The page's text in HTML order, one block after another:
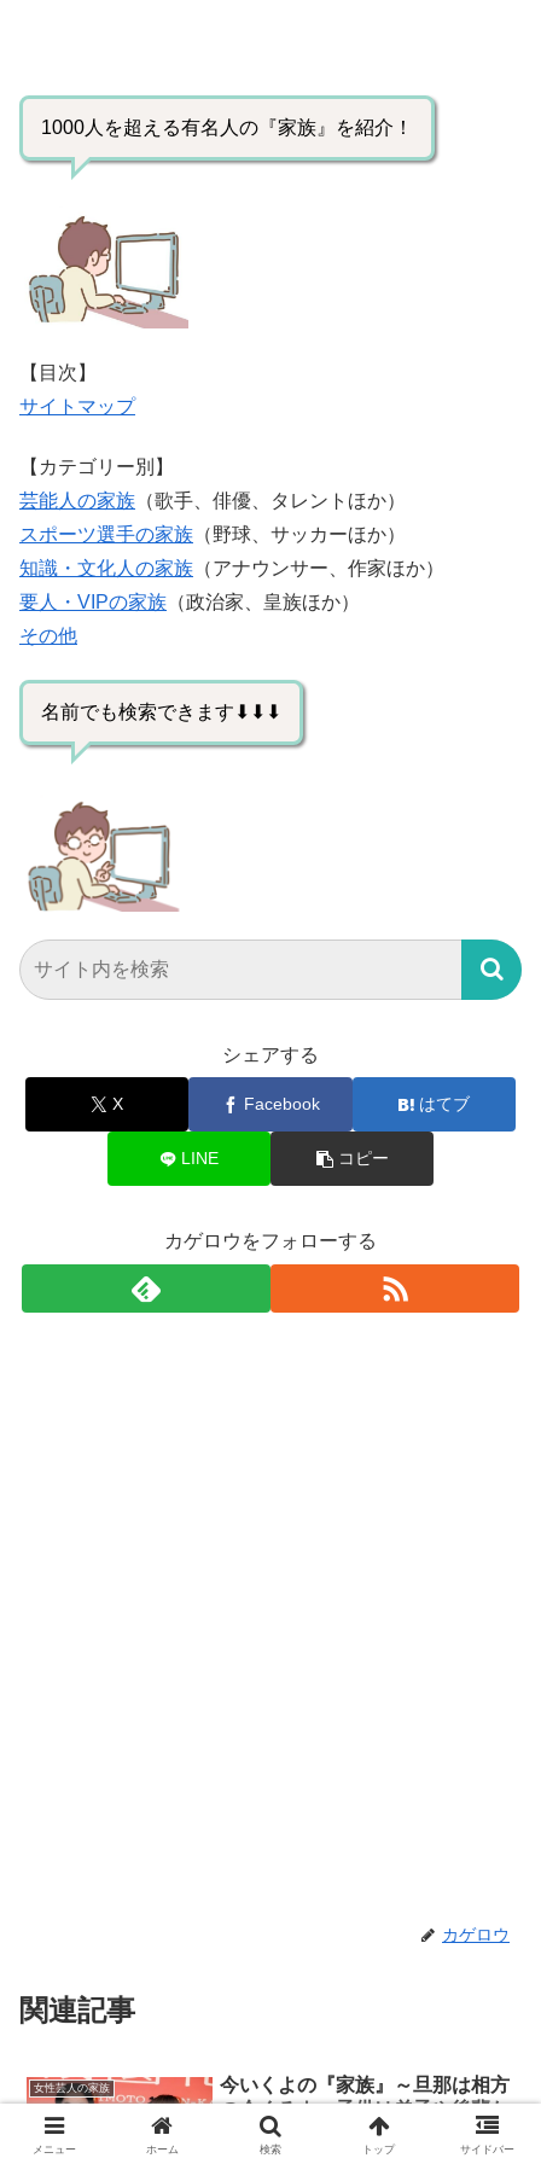
1000人を超える有名人の『家族』を紹介！
【目次】
サイトマップ
【カテゴリー別】
芸能人の家族 （歌手、俳優、タレントほか）
スポーツ選手の家族 （野球、サッカーほか）
知識・文化人の家族 （アナウンサー、作家ほか）
要人・VIPの家族 （政治家、皇族ほか）
その他
名前でも検索できます⬇⬇⬇
シェアする
X Facebook はてブ
LINE コピー
カゲロウをフォローする
カゲロウ
関連記事
女性芸人の家族
今いくよの『家族』～旦那は相方
の今くるよ・子供は弟子や後輩た
メニュー ホーム 検索 トップ サイドバー